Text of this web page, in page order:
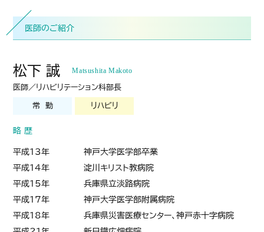
医師のご紹介
松下 誠
Matsushita Makoto
医師／リハビリテーション科部長
常 勤 リハビリ
略 歴
平成13年
神戸大学医学部卒業
平成14年
淀川キリスト教病院
平成15年
兵庫県立淡路病院
平成17年
神戸大学医学部附属病院
平成18年
兵庫県災害医療センター、神戸赤十字病院